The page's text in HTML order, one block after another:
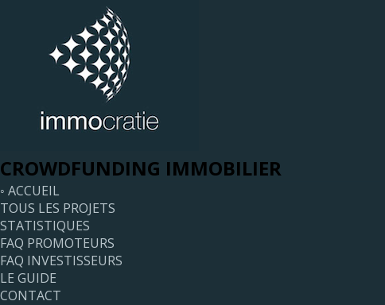
CROWDFUNDING IMMOBILIER
◦ ACCUEIL
TOUS LES PROJETS
STATISTIQUES
FAQ PROMOTEURS
FAQ INVESTISSEURS
LE GUIDE
CONTACT